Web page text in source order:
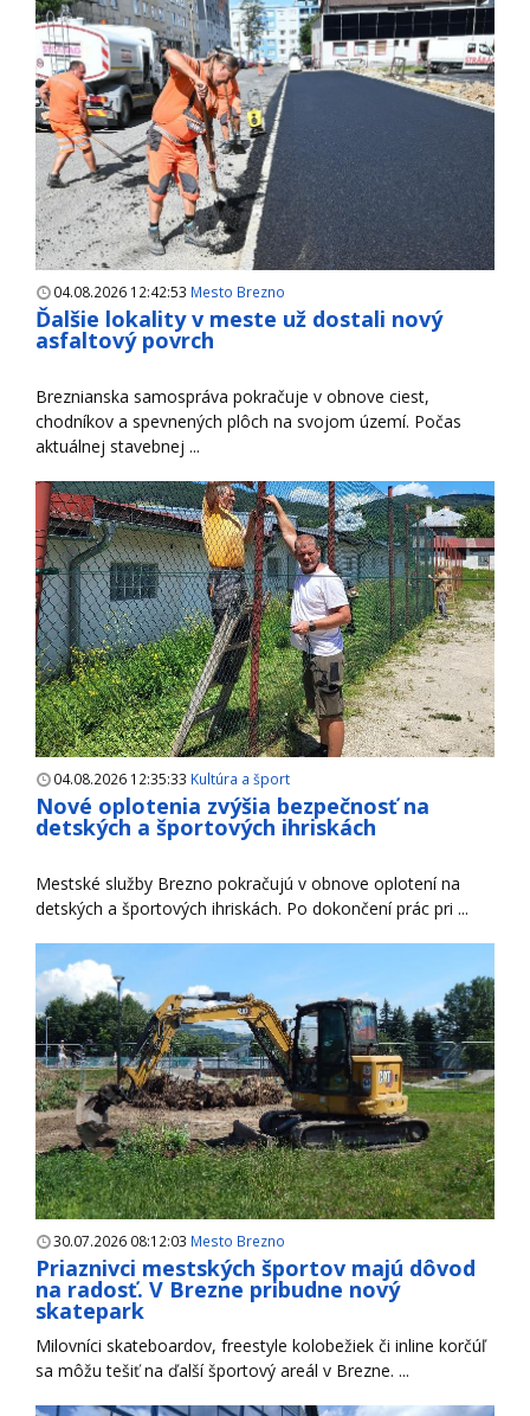
04.08.2026 12:42:53 Mesto Brezno
Ďalšie lokality v meste už dostali nový
asfaltový povrch
Breznianska samospráva pokračuje v obnove ciest,
chodníkov a spevnených plôch na svojom území. Počas
aktuálnej stavebnej ...
04.08.2026 12:35:33 Kultúra a šport
Nové oplotenia zvýšia bezpečnosť na
detských a športových ihriskách
Mestské služby Brezno pokračujú v obnove oplotení na
detských a športových ihriskách. Po dokončení prác pri ...
30.07.2026 08:12:03 Mesto Brezno
Priaznivci mestských športov majú dôvod
na radosť. V Brezne pribudne nový
skatepark
Milovníci skateboardov, freestyle kolobežiek či inline korčúľ
sa môžu tešiť na ďalší športový areál v Brezne. ...